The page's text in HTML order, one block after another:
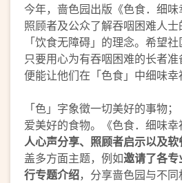
今年，啬色园出版《色食．细
照顾者及公众了解吞咽困难人
「饮食无障碍」的理念。希望社
只要用心为有吞咽困难的长者准
便能让他们在「色食」中细味幸
「色」字象徵一切美好的事物
爱美好的食物。《色食．细味
人心声分享、照顾者启示以及
盖多方面主题，例如邀请了各
行专题介绍，分享啬色园与不